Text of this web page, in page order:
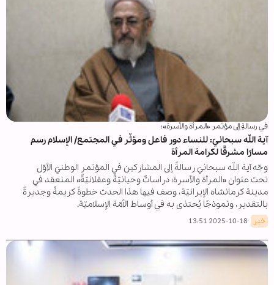
في رسالةٍ إلى مؤتمر «المرأة والأسرة»؛
آية اللّه سبحانيّ: للنساء دور فاعل ومؤثّر في المجتمع/ الإسلام رسم
مسارًا مشرقًا لكرامة المرأة
وجّه آية اللّه سبحانيّ رسالةً إلى المشاركين في المؤتمر الوطنيّ الأوّل
تحت عنوان «المرأة والأسرة؛ دراساتٌ وحيانيّةٌ وعقلانيّةٌ» المنعقد في
مدينة كرمانشاه الإيرانيّة، وصف فيها هذا الحدث خطوةً كريمةً وجديرةً
بالتقدير، ونموذجًا يُحتذى به في أوساط الأمّة الإسلاميّة.
خبر 2025-10-18 13:51